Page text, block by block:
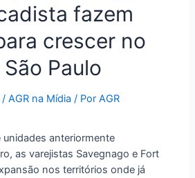
fazem
crescer no
Paulo
/AGR na Mídia / PorAGR
anteriormente
as varejistas Savegnago e Fort
nos territórios onde já